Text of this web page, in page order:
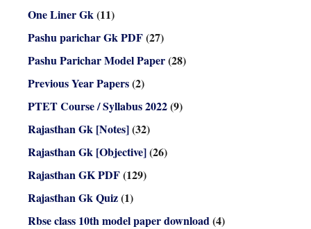
One Liner Gk (11)
Pashu parichar Gk PDF(27)
Pashu Parichar Model Paper(28)
Previous Year Papers(2)
PTET Course / Syllabus 2022(9)
Rajasthan Gk [Notes](32)
Rajasthan Gk [Objective](26)
Rajasthan GK PDF(129)
Rajasthan Gk Quiz(1)
Rbse class 10th model paper download (4)